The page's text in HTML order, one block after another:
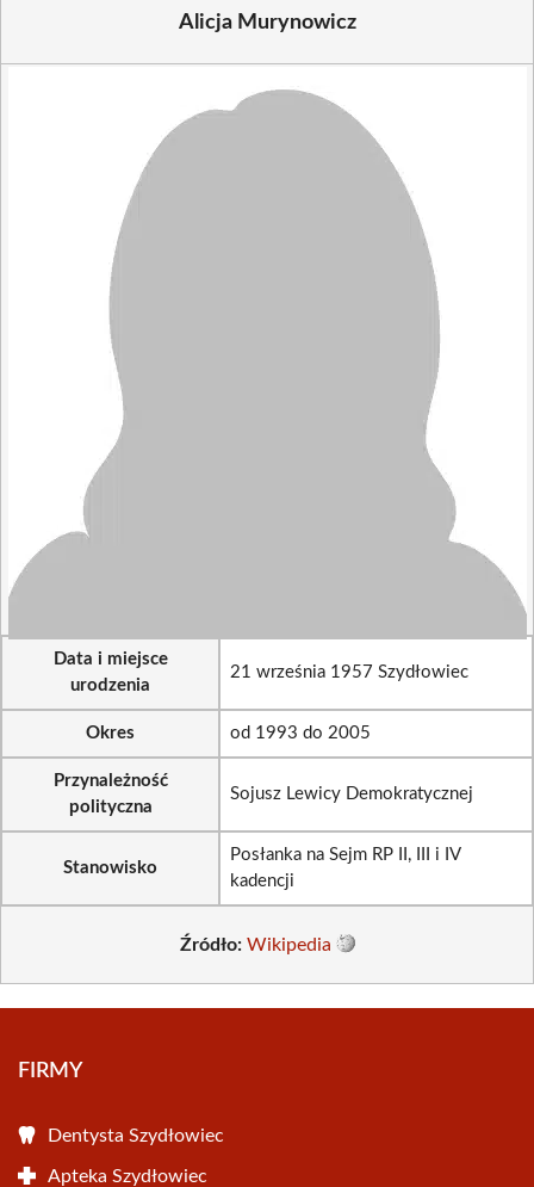
Alicja Murynowicz
Data i miejsce
urodzenia
21 września 1957 Szydłowiec
Okres od 1993 do 2005
Przynależność
polityczna
Sojusz Lewicy Demokratycznej
Stanowisko
Posłanka na Sejm RP II, III i IV
kadencji
Źródło: Wikipedia
FIRMY
Dentysta Szydłowiec
Apteka Szydłowiec